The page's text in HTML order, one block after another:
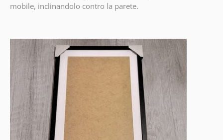
mobile, inclinandolo contro la parete.